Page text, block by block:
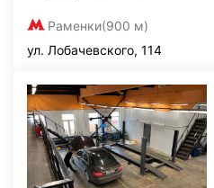
Раменки(900 м)
ул. Лобачевского, 114